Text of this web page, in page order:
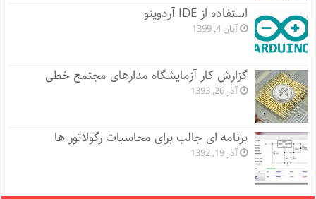
استفاده از IDE آردوینو
آبان 4, 1399
گزارش کار آزمایشگاه مدارهای مجتمع خطی
آذر 26, 1393
برنامه ای جالب برای محاسبات رگولاتور ها
آذر 19, 1392